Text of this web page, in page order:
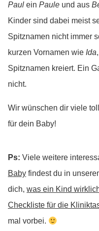
Paul ein Paule und aus
Kinder sind dabei meist
Spitznamen nicht immer
kurzen Vornamen wie Ida,
Spitznamen kreiert. Ein
nicht.
Wir wünschen dir viele
für dein Baby!
Ps: Viele weitere
Baby findest du in
dich, was ein Kind
Checkliste für die
mal vorbei.